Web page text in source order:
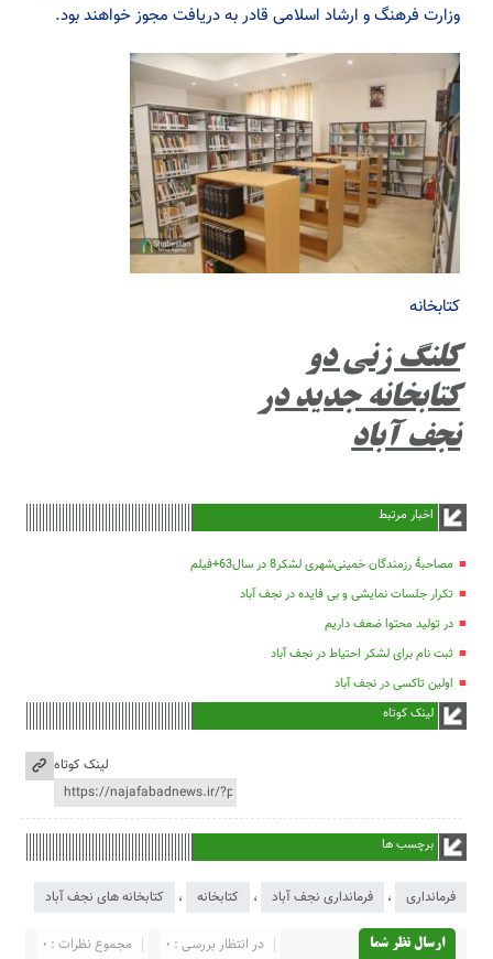
وزارت فرهنگ و ارشاد اسلامی قادر به دریافت مجوز خواهند بود.
کتابخانه
کلنگ زنی دو
کتابخانه جدید در
نجف آباد
اخبار مرتبط
مصاحبۀ رزمندگان خمینی‌شهری لشکر8 در سال63+فیلم
تکرار جلسات نمایشی و بی فایده در نجف آباد
در تولید محتوا ضعف داریم
ثبت نام برای لشکر احتیاط در نجف آباد
اولین تاکسی در نجف آباد
لینک کوتاه
لینک کوتاه
برچسب ها
فرمانداری ، فرمانداری نجف آباد ، کتابخانه ، کتابخانه های نجف آباد
ارسال نظر شما مجموع نظرات : 0 در انتظار بررسی : 0